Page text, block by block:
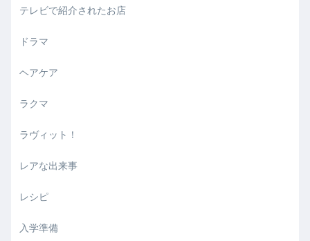
テレビで紹介されたお店
ドラマ
ヘアケア
ラクマ
ラヴィット！
レアな出来事
レシピ
入学準備